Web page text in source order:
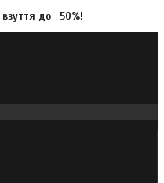
до -50%!